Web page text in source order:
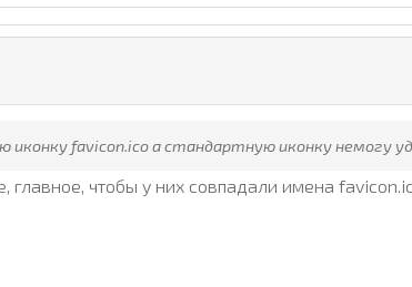
иконку favicon.ico а стандартную иконку немогу
главное, чтобы у них совпадали имена